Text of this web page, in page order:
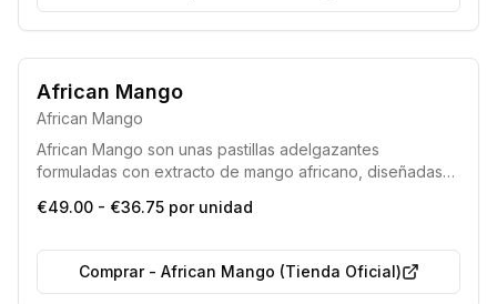
African Mango
African Mango
African Mango son unas pastillas adelgazantes
formuladas con extracto de mango africano, diseñadas
régimen enfocado en la pérdida de peso.
€49.00 - €36.75 por unidad
Comprar- African Mango (Tienda Oficial)